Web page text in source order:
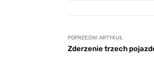
POPRZEDNI ARTYKUŁ
Zderzenie trzech